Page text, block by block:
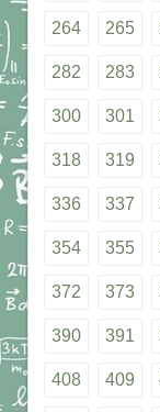
264 265
282 283
300 301
318 319
336 337
354 355
372 373
390 391
408 409